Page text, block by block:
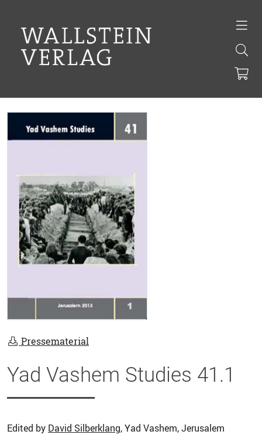
Pressematerial
Yad Vashem Studies 41.1
Edited by David Silberklang, Yad Vashem, Jerusalem